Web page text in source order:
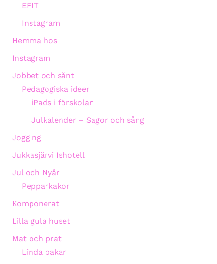
EFIT
Instagram
Hemma hos
Instagram
Jobbet och sånt
Pedagogiska ideer
iPads i förskolan
Julkalender – Sagor och sång
Jogging
Jukkasjärvi Ishotell
Jul och Nyår
Pepparkakor
Komponerat
Lilla gula huset
Mat och prat
Linda bakar